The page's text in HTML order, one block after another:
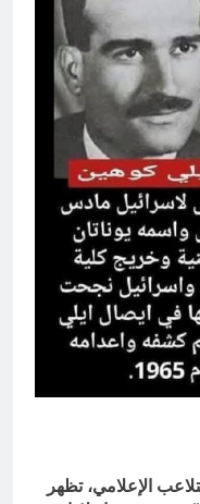
14 ساعة Ago
الطريق إلى
خلف أبوابها
المغلقة19 ساعة Ago
الإعلامي، تظهر